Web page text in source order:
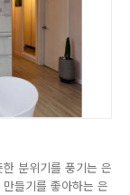
분위기를 풍기는 은
들기를 좋아하는 은